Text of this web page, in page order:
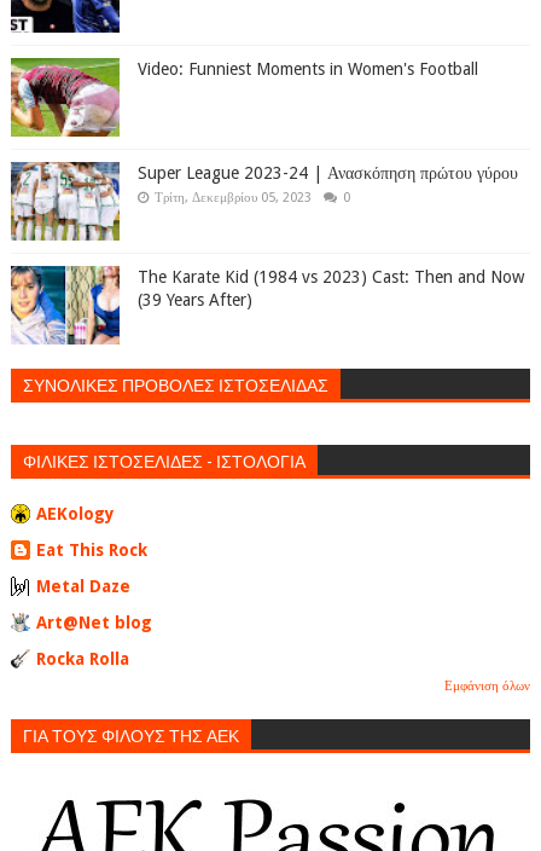
Video: Funniest Moments in Women's Football
Super League 2023-24 | Ανασκόπηση πρώτου γύρου
Τρίτη, Δεκεμβρίου 05, 2023 0
The Karate Kid (1984 vs 2023) Cast: Then and Now
(39 Years After)
ΣΥΝΟΛΙΚΕΣ ΠΡΟΒΟΛΕΣ ΙΣΤΟΣΕΛΙΔΑΣ
ΦΙΛΙΚΕΣ ΙΣΤΟΣΕΛΙΔΕΣ - ΙΣΤΟΛΟΓΙΑ
AEKology
Eat This Rock
Metal Daze
Art@Net blog
Rocka Rolla
Εμφάνιση όλων
ΓΙΑ ΤΟΥΣ ΦΙΛΟΥΣ ΤΗΣ ΑΕΚ